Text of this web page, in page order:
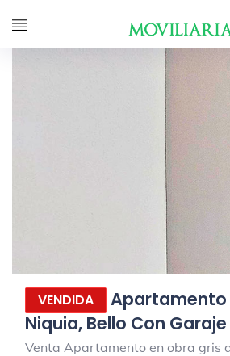
VENDIDA
Apartamento
Niquia, Bello Con Garaje
Venta Apartamento en obra gris